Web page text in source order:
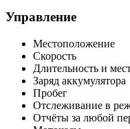
Управление
Местоположение
Скорость
Длительность и
Заряд аккумулятора
Пробег
Отслеживание в
Отчёты за любой